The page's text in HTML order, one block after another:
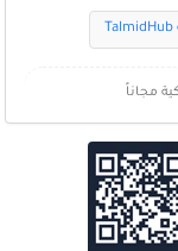
مجاناً